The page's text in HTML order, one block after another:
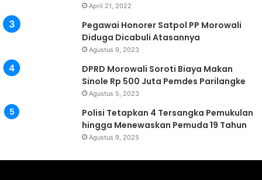
April 21, 2022
Pegawai Honorer Satpol PP Morowali
Diduga Dicabuli Atasannya
Agustus 9, 2023
DPRD Morowali Soroti Biaya Makan
Sinole Rp 500 Juta Pemdes Parilangke
Agustus 5, 2023
Polisi Tetapkan 4 Tersangka Pemukulan
hingga Menewaskan Pemuda 19 Tahun
Agustus 9, 2025